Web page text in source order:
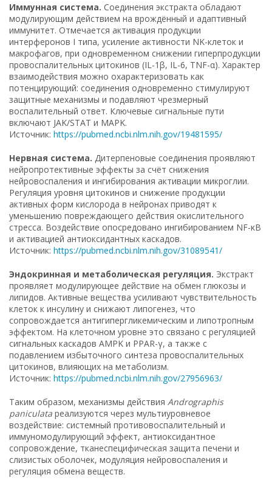
Иммунная система. Соединения экстракта обладают
модулирующим действием на врождённый и адаптивный
иммунитет. Отмечается активация продукции
интерферонов I типа, усиление активности NK-клеток и
макрофагов, при одновременном снижении гиперпродукции
провоспалительных цитокинов (IL-1β, IL-6, TNF-α). Характер
взаимодействия можно охарактеризовать как
потенцирующий: соединения одновременно стимулируют
защитные механизмы и подавляют чрезмерный
воспалительный ответ. Ключевые сигнальные пути
включают JAK/STAT и MAPK.
Источник: https://pubmed.ncbi.nlm.nih.gov/19481595/
Нервная система. Дитерпеновые соединения проявляют
нейропротективные эффекты за счёт снижения
нейровоспаления и ингибирования активации микроглии.
Регуляция уровня цитокинов и снижение продукции
активных форм кислорода в нейронах приводят к
уменьшению повреждающего действия окислительного
стресса. Воздействие опосредовано ингибированием NF-κB
и активацией антиоксидантных каскадов.
Источник: https://pubmed.ncbi.nlm.nih.gov/31089541/
Эндокринная и метаболическая регуляция. Экстракт
проявляет модулирующее действие на обмен глюкозы и
липидов. Активные вещества усиливают чувствительность
клеток к инсулину и снижают липогенез, что
сопровождается антигипергликемическим и липотропным
эффектом. На клеточном уровне это связано с регуляцией
сигнальных каскадов AMPK и PPAR-γ, а также с
подавлением избыточного синтеза провоспалительных
цитокинов, влияющих на метаболизм.
Источник: https://pubmed.ncbi.nlm.nih.gov/27956963/
Таким образом, механизмы действия Andrographis
paniculata реализуются через мультиуровневое
воздействие: системный противовоспалительный и
иммуномодулирующий эффект, антиоксидантное
сопровождение, тканеспецифическая защита печени и
слизистых оболочек, модуляция нейровоспаления и
регуляция обмена веществ.